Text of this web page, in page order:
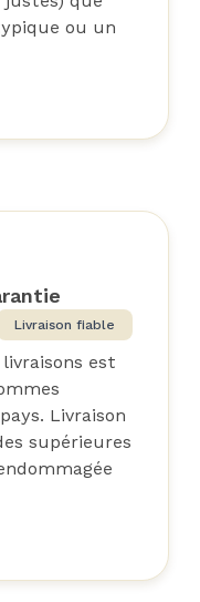
ou un
Livraison fiable
est
Livraison
supérieures